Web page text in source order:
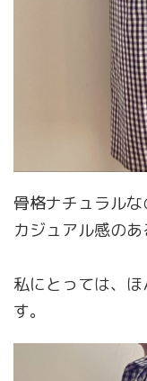
骨格ナチュラルな
カジュアル感のあ
私にとっては、
す。